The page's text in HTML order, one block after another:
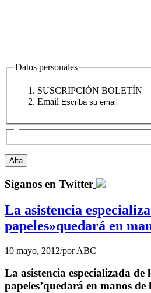
Datos personales
SUSCRIPCIÓN BOLETÍN
Email
Síganos en Twitter
La asistencia
papeles»quedará en
10 mayo, 2012/porABC
La asistencia especializada de
papeles’quedará en manos de